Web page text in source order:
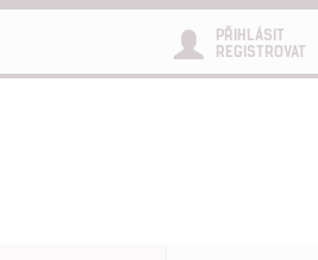
PŘIHLÁSIT
REGISTROVAT